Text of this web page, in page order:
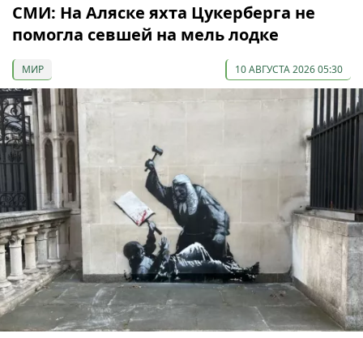
СМИ: На Аляске яхта Цукерберга не
помогла севшей на мель лодке
МИР 10 АВГУСТА 2026 05:30